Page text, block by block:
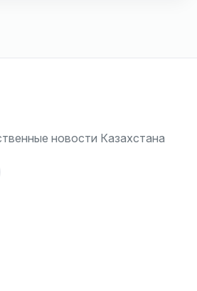
новости Казахстана